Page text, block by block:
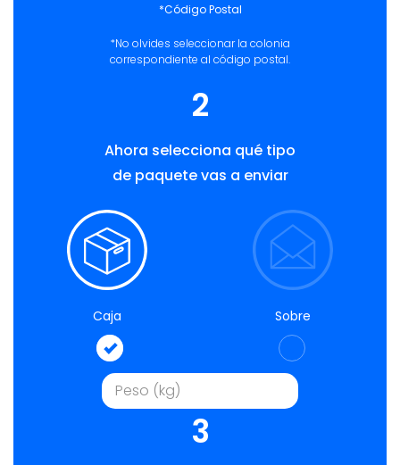
*Código Postal
*No olvides seleccionar la colonia
correspondiente al código postal.
2
Ahora selecciona qué tipo
de paquete vas a enviar
Caja Sobre
3